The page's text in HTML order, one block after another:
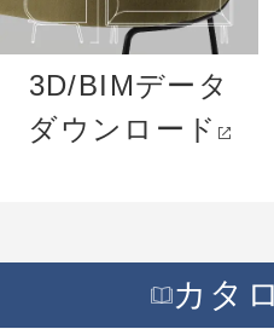
3D/BIMデータ
ダウンロード
カタ